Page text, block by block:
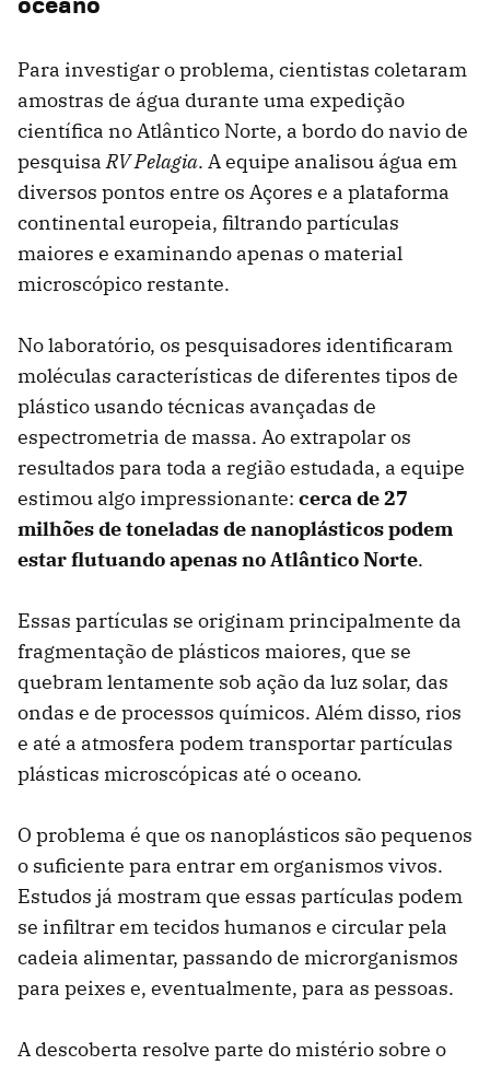
Para investigar o problema, cientistas coletaram
amostras de água durante uma expedição
científica no Atlântico Norte, a bordo do navio de
pesquisaRV Pelagia. A equipe analisou água em
diversos pontos entre os Açores e a plataforma
continental europeia, filtrando partículas
maiores e examinando apenas o material
microscópico restante.
No laboratório, os pesquisadores identificaram
moléculas características de diferentes tipos de
plástico usando técnicas avançadas de
espectrometria de massa. Ao extrapolar os
resultados para toda a região estudada, a equipe
estimou algo impressionante: cerca de 27
milhões de toneladas de nanoplásticos podem
estar flutuando apenas no Atlântico Norte.
Essas partículas se originam principalmente da
fragmentação de plásticos maiores, que se
quebram lentamente sob ação da luz solar, das
ondas e de processos químicos. Além disso, rios
e até a atmosfera podem transportar partículas
plásticas microscópicas até o oceano.
O problema é que os nanoplásticos são pequenos
o suficiente para entrar em organismos vivos.
Estudos já mostram que essas partículas podem
se infiltrar em tecidos humanos e circular pela
cadeia alimentar, passando de microrganismos
para peixes e, eventualmente, para as pessoas.
A descoberta resolve parte do mistério sobre o